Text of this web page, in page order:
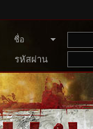
ชื่อ
สมาชิก
รหัสผ่าน